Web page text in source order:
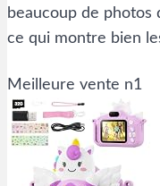
beaucoup de photos
ce qui montre bien
Meilleure vente n1